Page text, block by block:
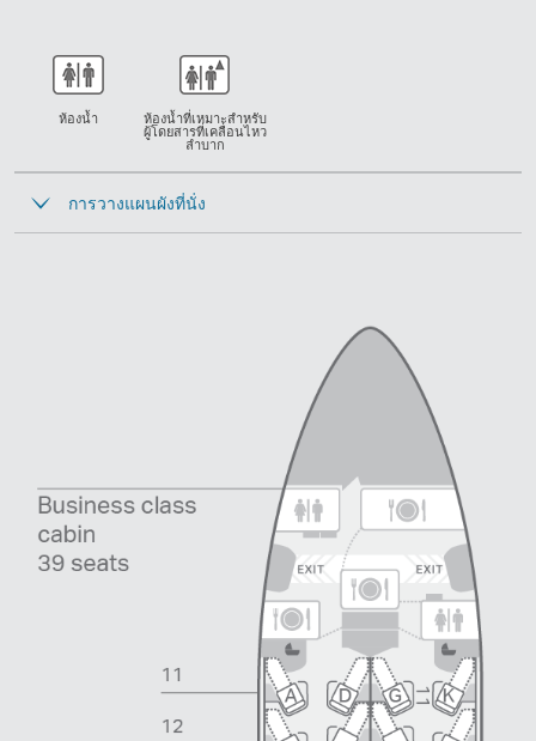
ห้องน้ำ ห้องน้ำที่เหมาะสำหรับ
ผู้โดยสารที่เคลื่อนไหว
ลำบาก
การวางแผนผังที่นั่ง